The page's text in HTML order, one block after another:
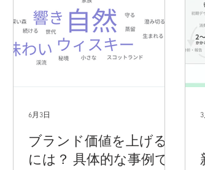
ブランド価値を上げる
には？ 具体的な事例で
6月3日